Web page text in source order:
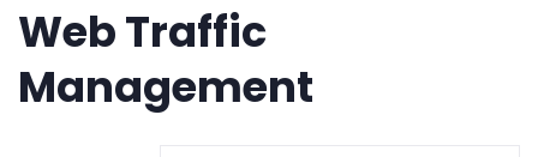
Web Traffic
Management